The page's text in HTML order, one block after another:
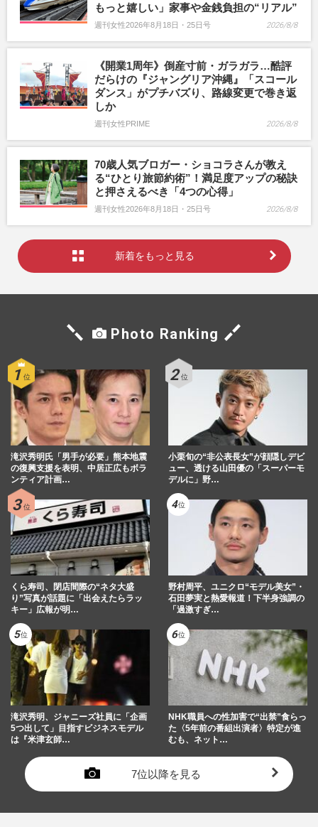
もっと嬉しい」家事や金銭負担の“リアル”
週刊女性2026年8月18日・25日号 2026/8/8
《開業1周年》倒産寸前・ガラガラ…酷評
だらけの『ジャングリア沖縄』「スコール
ダンス」がプチバズり、路線変更で巻き返
しか
週刊女性PRIME 2026/8/8
70歳人気ブロガー・ショコラさんが教え
る“ひとり旅節約術”！満足度アップの秘訣
と押さえるべき「4つの心得」
週刊女性2026年8月18日・25日号 2026/8/8
新着をもっと見る
Photo Ranking
滝沢秀明氏「男手が必要」熊本地震
の復興支援を表明、中居正広もボラ
ンティア計画…
小栗旬の“非公表長女”が顔隠しデビ
ュー、透ける山田優の「スーパーモ
デルに」野…
くら寿司、閉店間際の“ネタ大盛
り”写真が話題に「出会えたらラッ
キー」広報が明…
野村周平、ユニクロ“モデル美女”・
石田夢実と熱愛報道！下半身強調の
「過激すぎ…
滝沢秀明、ジャニーズ社員に「企画
5つ出して」目指すビジネスモデル
は『米津玄師…
NHK職員への性加害で“出禁”食らっ
た〈5年前の番組出演者〉特定が進
むも、ネット…
7位以降を見る